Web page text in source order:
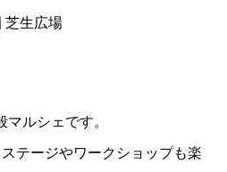
芝生広場
ルシェです。
テージやワークショップも楽